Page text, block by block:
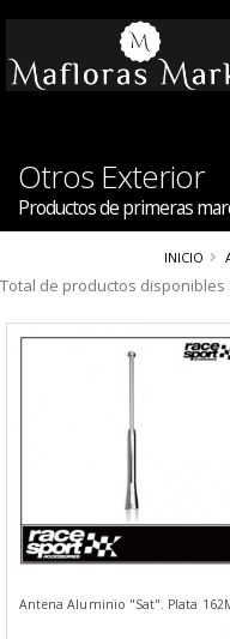
Otros Exterior
Productos de primeras
INICIO
Total de productos disponibles
Antena Aluminio "Sat". Plata